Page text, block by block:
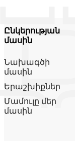
Ընկերության
մասին
Նախագծի
մասին
Երաշխիքներ
Մամուլը մեր
մասին